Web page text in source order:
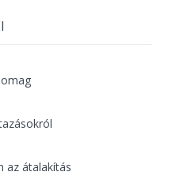
az átalakítás